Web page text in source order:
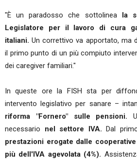
"È un paradosso che sottolinea la
Legislatore per il lavoro di cura
italiani. Un correttivo va apportato, ma
il primo punto di un più compiuto
dei caregiver familiari."
In queste ore la FISH sta per
intervento legislativo per sanare –
riforma "Fornero" sulle pensioni.
necessario nel settore IVA. Dal
prestazioni erogate dalle
più dell'IVA agevolata (4%).